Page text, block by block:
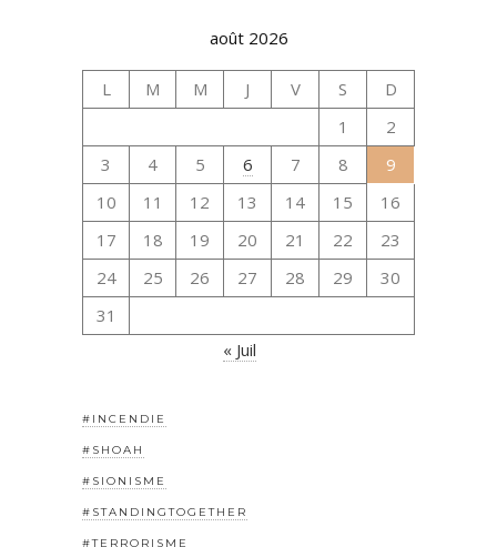
août 2026
L M M J V S
D
1
2
3
4 5 6 7 8
9
10
11 12 13 14 15
16
17
18 19 20 21 22
23
24
25 26 27 28 29
30
31
« Juil
#INCENDIE
#SHOAH
#SIONISME
#STANDINGTOGETHER
#TERRORISME